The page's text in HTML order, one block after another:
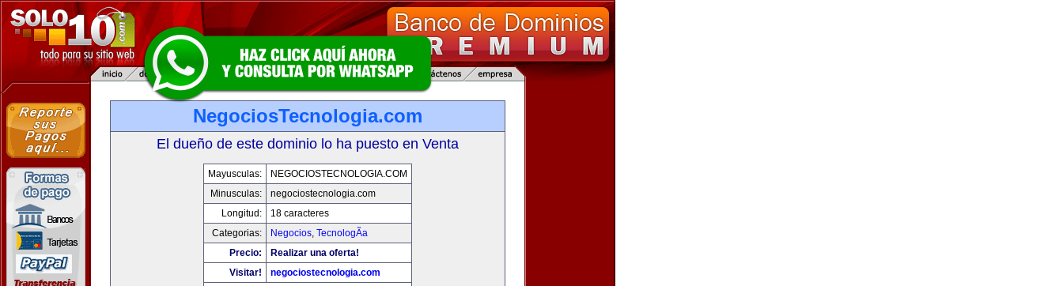
NegociosTecnologia.com
El dueño de este dominio lo ha puesto en Venta
Mayusculas:
NEGOCIOSTECNOLOGIA.COM
Minusculas:
negociostecnologia.com
Longitud:
18 caracteres
Categorias:
Negocios, TecnologÃ­a
Precio:
Realizar una oferta!
Visitar!
negociostecnologia.com